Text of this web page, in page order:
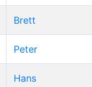
Brett
Peter
Hans